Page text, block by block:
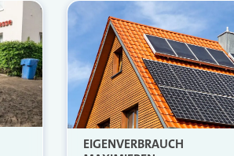
EIGENVERBRAUCH